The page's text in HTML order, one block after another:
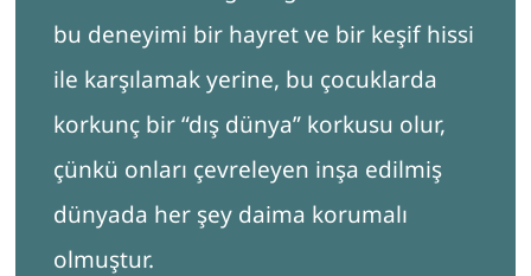
bu deneyimi bir hayret ve bir keşif hissi
ile karşılamak yerine, bu çocuklarda
korkunç bir “dış dünya” korkusu olur,
çünkü onları çevreleyen inşa edilmiş
dünyada her şey daima korumalı
olmuştur.